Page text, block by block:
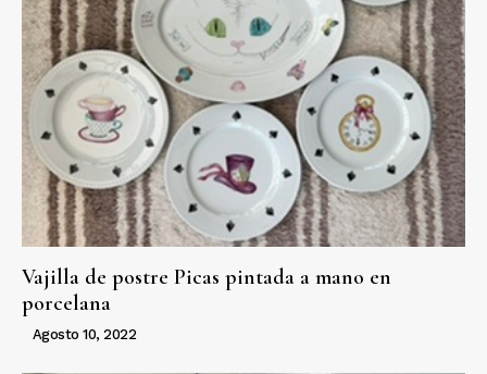
Vajilla de postre Picas pintada a mano en
porcelana
Agosto 10, 2022